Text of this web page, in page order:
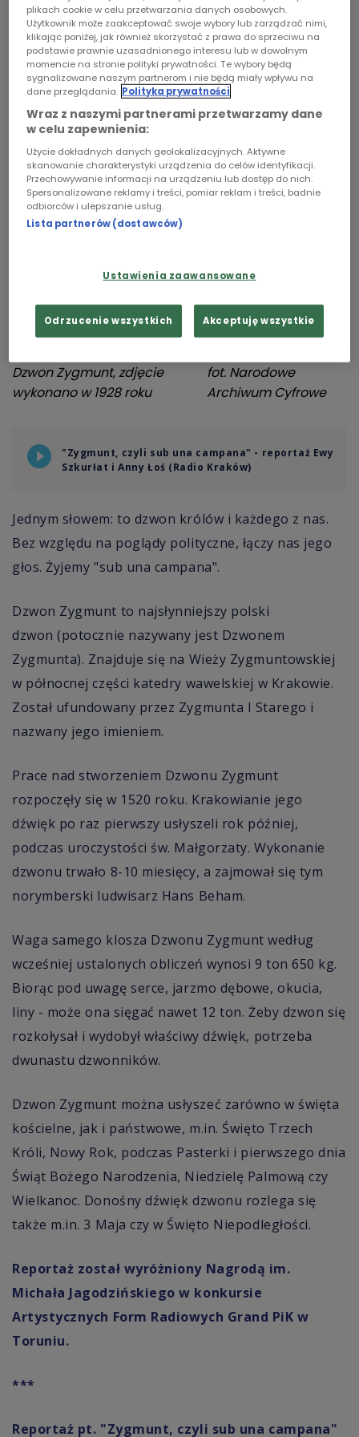
Chopin
Podcasty
On?" – zapytał Stańczyk Dziennikarza w
dramacie Stanisława Wyspiańskiego "Wesele".
Dzwon Zygmunt jest paramentem liturgicznym,
zegarem naszej historii, niemym świadkiem
triumfu i klęski, inspiratorem malarzy i poetów,
instrumentem muzycznym wzbudzającym
pozytywne wibracje.
Dzwon Zygmunt, zdjęcie
wykonano w 1928 roku
fot. Narodowe
Archiwum Cyfrowe
"Zygmunt, czyli sub una campana" - reportaż Ewy
Szkurłat i Anny Łoś (Radio Kraków)
Jednym słowem: to dzwon królów i każdego z nas.
Bez względu na poglądy polityczne, łączy nas jego
głos. Żyjemy "sub una campana".
Dzwon Zygmunt to najsłynniejszy polski
dzwon (potocznie nazywany jest Dzwonem
Zygmunta). Znajduje się na Wieży Zygmuntowskiej
w północnej części katedry wawelskiej w Krakowie.
Został ufundowany przez Zygmunta I Starego i
nazwany jego imieniem.
Prace nad stworzeniem Dzwonu Zygmunt
rozpoczęły się w 1520 roku. Krakowianie jego
dźwięk po raz pierwszy usłyszeli rok później,
podczas uroczystości św. Małgorzaty. Wykonanie
dzwonu trwało 8-10 miesięcy, a zajmował się tym
norymberski ludwisarz Hans Beham.
Waga samego klosza Dzwonu Zygmunt według
wcześniej ustalonych obliczeń wynosi 9 ton 650 kg.
Biorąc pod uwagę serce, jarzmo dębowe, okucia,
liny - może ona sięgać nawet 12 ton. Żeby dzwon się
rozkołysał i wydobył właściwy dźwięk, potrzeba
dwunastu dzwonników.
Dzwon Zygmunt można usłyszeć zarówno w święta
kościelne, jak i państwowe, m.in. Święto Trzech
Króli, Nowy Rok, podczas Pasterki i pierwszego dnia
Świąt Bożego Narodzenia, Niedzielę Palmową czy
Wielkanoc. Donośny dźwięk dzwonu rozlega się
także m.in. 3 Maja czy w Święto Niepodległości.
Reportaż został wyróżniony Nagrodą im.
Michała Jagodzińskiego w konkursie
Artystycznych Form Radiowych Grand PiK w
Toruniu.
***
Reportaż pt. "Zygmunt, czyli sub una campana"
plikach cookie w celu przetwarzania danych osobowych.
Użytkownik może zaakceptować swoje wybory lub zarządzać nimi,
klikając poniżej, jak również skorzystać z prawa do sprzeciwu na
podstawie prawnie uzasadnionego interesu lub w dowolnym
momencie na stronie polityki prywatności. Te wybory będą
sygnalizowane naszym partnerom i nie będą miały wpływu na
dane przeglądania. Polityka prywatności
Wraz z naszymi partnerami przetwarzamy dane
w celu zapewnienia:
Użycie dokładnych danych geolokalizacyjnych. Aktywne
skanowanie charakterystyki urządzenia do celów identyfikacji.
Przechowywanie informacji na urządzeniu lub dostęp do nich.
Spersonalizowane reklamy i treści, pomiar reklam i treści, badnie
odbiorców i ulepszanie usług.
Lista partnerów (dostawców)
Ustawienia zaawansowane
Odrzucenie wszystkich Akceptuję wszystkie